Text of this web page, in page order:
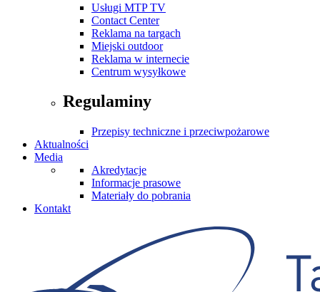
Usługi MTP TV
Contact Center
Reklama na targach
Miejski outdoor
Reklama w internecie
Centrum wysyłkowe
Regulaminy
Przepisy techniczne i przeciwpożarowe
Aktualności
Media
Akredytacje
Informacje prasowe
Materiały do pobrania
Kontakt